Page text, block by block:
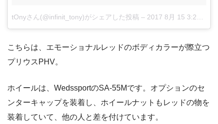
tOnyさん(@infinit_tony)がシェアした投稿 – 2017 8月 15 3:28午後 PDT
こちらは、エモーショナルレッドのボディカラーが際立つ
プリウスPHV。
ホイールは、WedssportのSA-55Mです。オプションのセ
ンターキャップを装着し、ホイールナットもレッドの物を
装着していて、他の人と差を付けています。